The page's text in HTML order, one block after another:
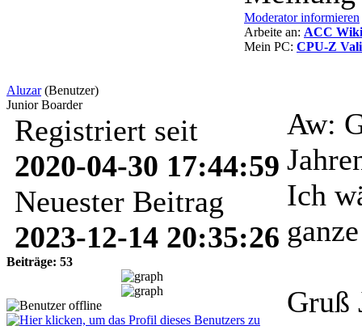
Moderator informieren
Arbeite an: ACC
Mein PC: CPU-Z
Aluzar (Benutzer)
Junior Boarder
Registriert seit
2020-04-30 17:44:59
Neuester Beitrag
2023-12-14 20:35:26
Beiträge: 53
Aw:
Ich
Gruß